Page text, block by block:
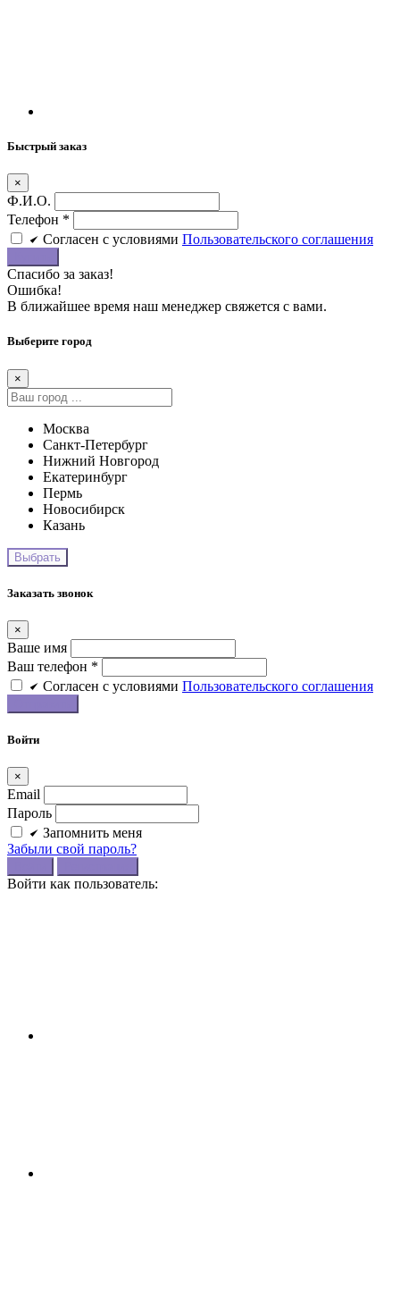
Быстрый заказ
×
Ф.И.О.
Телефон *
Cогласен c условиями Пользовательского соглашения
Спасибо за заказ!
Ошибка!
В ближайшее время наш менеджер свяжется с вами.
Выберите город
×
Москва
Санкт-Петербург
Нижний Новгород
Екатеринбург
Пермь
Новосибирск
Казань
Заказать звонок
×
Ваше имя
Ваш телефон *
Cогласен c условиями Пользовательского соглашения
Войти
×
Email
Пароль
Запомнить меня
Забыли свой пароль?
Войти как пользователь: